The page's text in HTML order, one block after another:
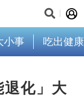
小事 吃出健康
化」大